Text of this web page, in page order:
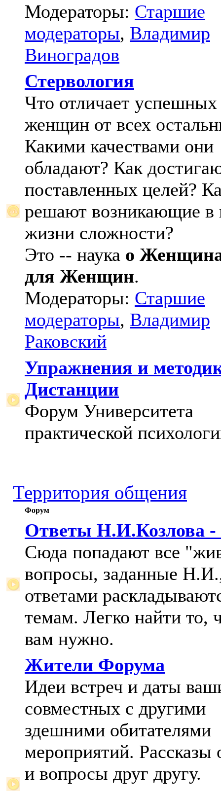
Модераторы: Старшие
модераторы, Владимир
Виноградов
Стервология
Что отличает успешных
женщин от всех
Какими качествами они
обладают? Как
поставленных целей?
решают возникающие в
жизни сложности?
Это -- наука о
для Женщин.
Модераторы: Старшие
модераторы, Владимир
Раковский
Упражнения и
Дистанции
Форум Университета
практической
Территория общения
Форум
Ответы Н.И.Козлова -
Сюда попадают все
вопросы, заданные
ответами
темам. Легко найти то,
вам нужно.
Жители Форума
Идеи встреч и даты
совместных с другими
здешними обитателями
мероприятий. Рассказы
и вопросы друг другу.